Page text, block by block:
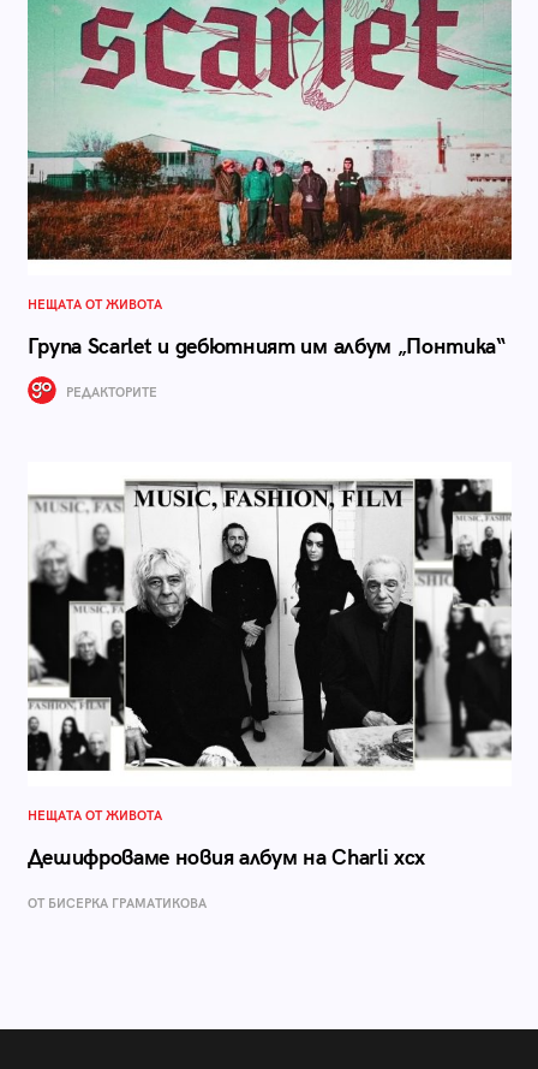
НЕЩАТА ОТ ЖИВОТА
Група Scarlet и дебютният им албум „Понтика“
РЕДАКТОРИТЕ
НЕЩАТА ОТ ЖИВОТА
Дешифроваме новия албум на Charli xcx
ОТ БИСЕРКА ГРАМАТИКОВА